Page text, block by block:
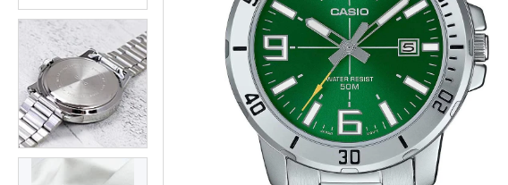
завод)
Часы Seiko
Casio спортивные часы
Будильники / настольные часы
Парные модели | СКИДКИ
Новости
Статьи